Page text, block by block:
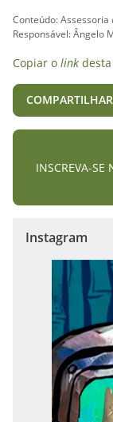
Conteúdo: Assessoria
Responsável: Ângelo
Copiar o link
COMPARTILHAR
INSCREVA-SE
Instagram